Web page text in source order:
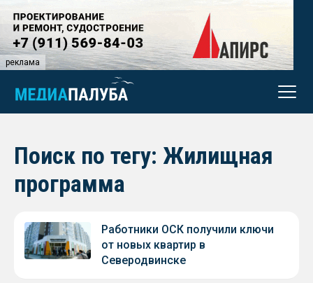
реклама
Поиск по тегу: Жилищная
программа
Работники ОСК получили ключи
от новых квартир в
Северодвинске